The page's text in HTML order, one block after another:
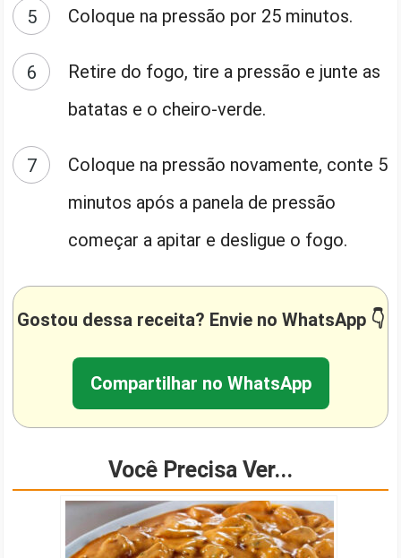
Coloque na pressão por 25 minutos.
Retire do fogo, tire a pressão e junte as
batatas e o cheiro-verde.
Coloque na pressão novamente, conte 5
minutos após a panela de pressão
começar a apitar e desligue o fogo.
Gostou dessa receita? Envie no WhatsApp 👇
Compartilhar no WhatsApp
Você Precisa Ver...